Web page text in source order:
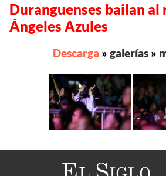
Duranguenses bailan al
Ángeles Azules
Descarga» galerías»